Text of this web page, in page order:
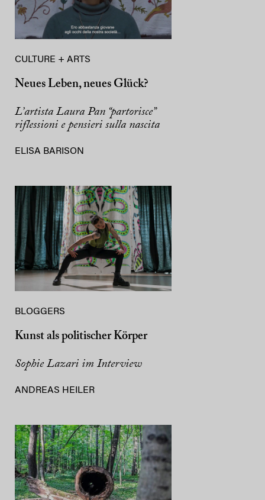
CULTURE + ARTS
Neues Leben, neues Glück?
L’artista Laura Pan “partorisce”
riflessioni e pensieri sulla nascita
ELISA BARISON
BLOGGERS
Kunst als politischer Körper
Sophie Lazari im Interview
ANDREAS HEILER